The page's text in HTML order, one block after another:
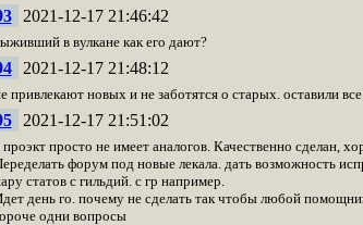
2021-12-17 21:46:42
в вулкане как его дают?
2021-12-17 21:48:12
привлекают новых и не заботятся о старых. оставили
2021-12-17 21:51:02
проэкт просто не имеет аналогов. Качественно сделан,
форум под новые лекала. дать возможность
статов с гильдий. с гр например.
день го. почему не сделать так чтобы любой
одни вопросы